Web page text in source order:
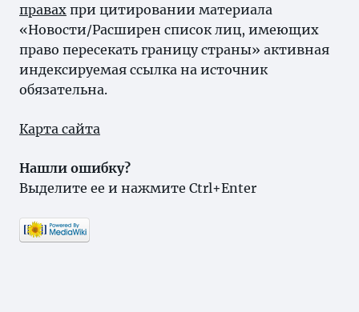
правах при цитировании материала
«Новости/Расширен список лиц, имеющих
право пересекать границу страны» активная
индексируемая ссылка на источник
обязательна.
Карта сайта
Нашли ошибку?
Выделите ее и нажмите Ctrl+Enter